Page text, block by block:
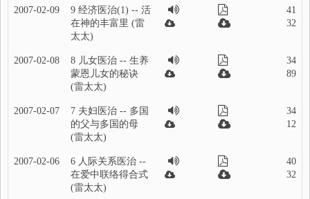
2007-02-09
9 经济医治(1) -- 活
在神的丰富里 (雷
太太)
41
32
2007-02-08
8 儿女医治 -- 生养
蒙恩儿女的秘诀
(雷太太)
34
89
2007-02-07
7 夫妇医治 -- 多国
的父与多国的母
(雷太太)
34
12
2007-02-06
6 人际关系医治 --
在爱中联络得合式
(雷太太)
40
32